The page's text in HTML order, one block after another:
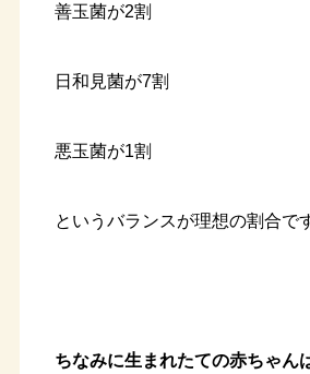
善玉菌が2割
日和見菌が7割
悪玉菌が1割
というバランスが理想の割合で
ちなみに生まれたての赤ちゃん